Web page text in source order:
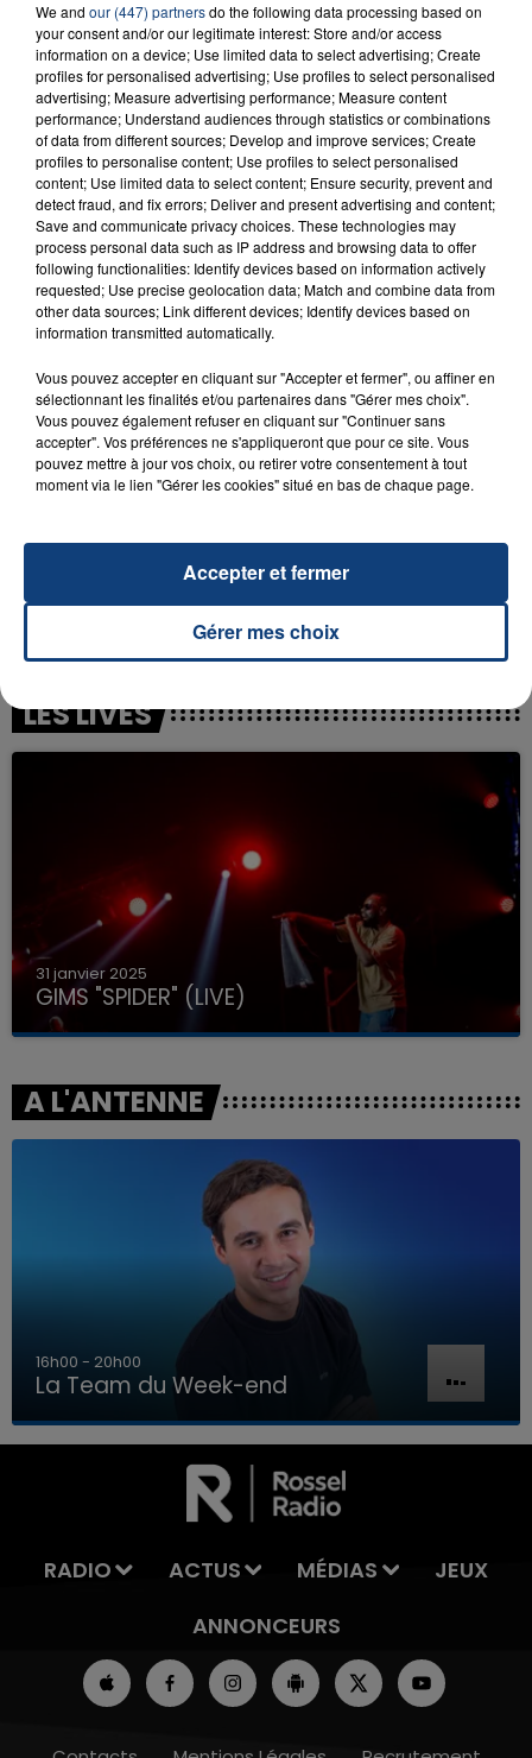
20 juillet 2026
UNE ADOLESCENTE DEVANT SE FAIRE
OPÉRER DE LA CHEVILLE RESSORT DE LA...
La famille a porté plainte contre la clinique qui a
reconnu sa responsabilité et présenté ses
excuses.
TITRES DIFFUSÉS
18h49
18h49 18h46
18h46
LES LIVES
31 janvier 2025
GIMS "SPIDER" (LIVE)
A L'ANTENNE
16h00 - 20h00
La Team du Week-end
RADIO ACTUS MÉDIAS
JEUX
ANNONCEURS
We and our (447) partnersdo the following data processing based on
your consent and/or our legitimate interest: Store and/or access
information on a device; Use limited data to select advertising; Create
profiles for personalised advertising; Use profiles to select personalised
advertising; Measure advertising performance; Measure content
performance; Understand audiences through statistics or combinations
of data from different sources; Develop and improve services; Create
profiles to personalise content; Use profiles to select personalised
content; Use limited data to select content; Ensure security, prevent and
detect fraud, and fix errors; Deliver and present advertising and content;
Save and communicate privacy choices. These technologies may
process personal data such as IP address and browsing data to offer
following functionalities: Identify devices based on information actively
requested; Use precise geolocation data; Match and combine data from
other data sources; Link different devices; Identify devices based on
information transmitted automatically.
Vous pouvez accepter en cliquant sur "Accepter et fermer", ou affiner en
sélectionnant les finalités et/ou partenaires dans "Gérer mes choix".
Vous pouvez également refuser en cliquant sur "Continuer sans
accepter". Vos préférences ne s'appliqueront que pour ce site. Vous
pouvez mettre à jour vos choix, ou retirer votre consentement à tout
moment via le lien "Gérer les cookies" situé en bas de chaque page.
Gérer mes choix
Accepter et fermer